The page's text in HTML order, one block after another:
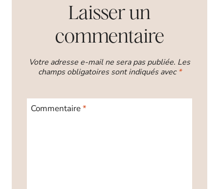
Laisser un
commentaire
Votre adresse e-mail ne sera pas publiée. Les
champs obligatoires sont indiqués avec*
Commentaire*